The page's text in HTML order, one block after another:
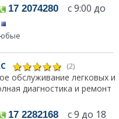
17 2074280 с 9:00 до
(2)
обслуживание легковых и
диагностика и ремонт
17 2282168 с 9 до 18